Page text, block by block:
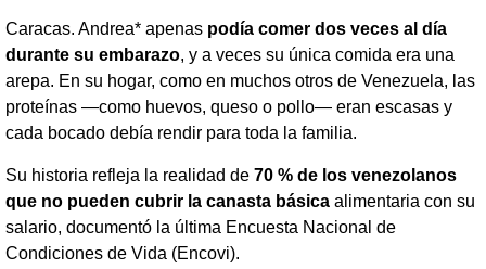
​Caracas. Andrea* apenas podía comer dos veces al día
durante su embarazo, y a veces su única comida era una
arepa. En su hogar, como en muchos otros de Venezuela, las
proteínas —como huevos, queso o pollo— eran escasas y
cada bocado debía rendir para toda la familia.
Su historia refleja la realidad de 70 % de los venezolanos
que no pueden cubrir la canasta básica alimentaria con su
salario, documentó la última Encuesta Nacional de
Condiciones de Vida (Encovi).